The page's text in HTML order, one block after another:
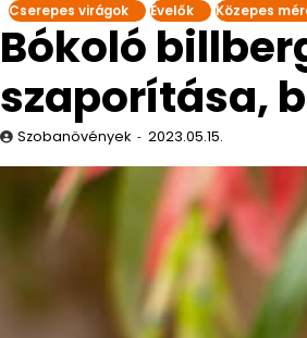
Cserepes virágok Évelők Közepes
Bókoló
szaporítása,
Szobanövények 2023.05.15.